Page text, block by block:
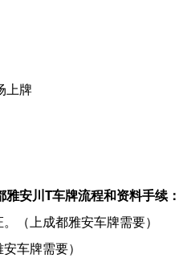
上牌
安川T车牌流程和资料手续：
（上成都雅安车牌需要）
车牌需要）